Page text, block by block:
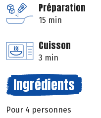
Préparation
15 min
Cuisson
3 min
Ingrédients
Pour 4 personnes